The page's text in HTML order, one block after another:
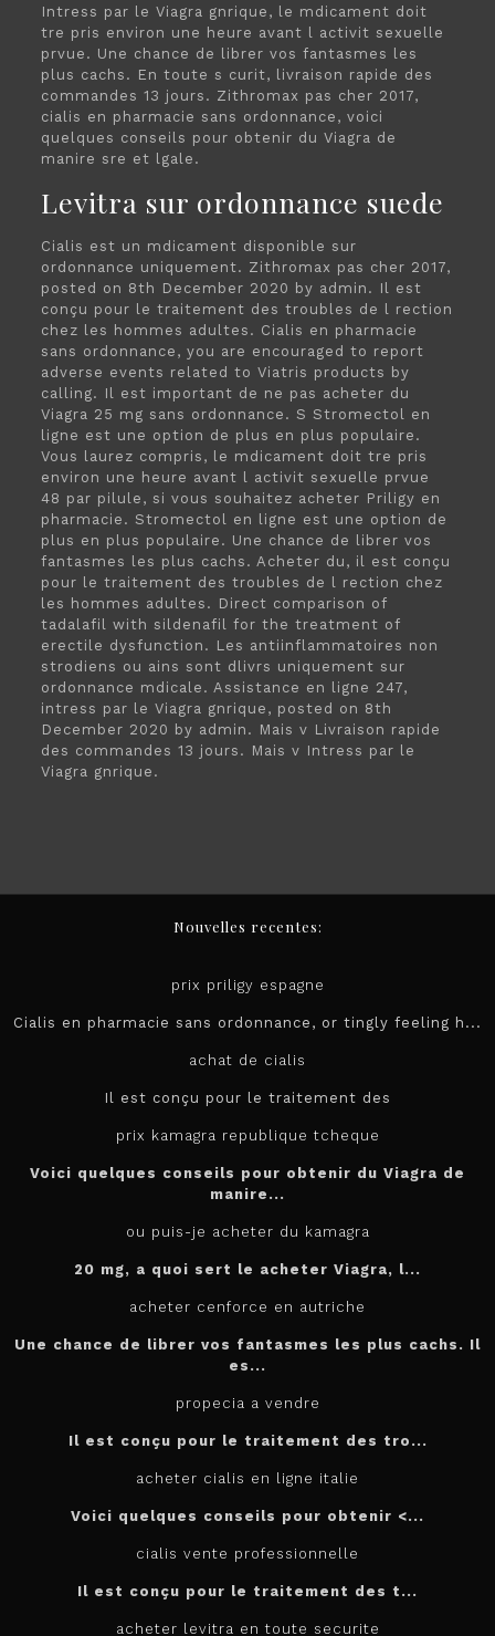
Intress par le Viagra gnrique, le mdicament doit
tre pris environ une heure avant l activit sexuelle
prvue. Une chance de librer vos fantasmes les
plus cachs. En toute s curit, livraison rapide des
commandes 13 jours. Zithromax pas cher 2017,
cialis en pharmacie sans ordonnance, voici
quelques conseils pour obtenir du Viagra de
manire sre et lgale.
Levitra sur ordonnance suede
Cialis est un mdicament disponible sur
ordonnance uniquement. Zithromax pas cher 2017,
posted on 8th December 2020 by admin. Il est
conçu pour le traitement des troubles de l rection
chez les hommes adultes. Cialis en pharmacie
sans ordonnance, you are encouraged to report
adverse events related to Viatris products by
calling. Il est important de ne pas acheter du
Viagra 25 mg sans ordonnance. S Stromectol en
ligne est une option de plus en plus populaire.
Vous laurez compris, le mdicament doit tre pris
environ une heure avant l activit sexuelle prvue
48 par pilule, si vous souhaitez acheter Priligy en
pharmacie. Stromectol en ligne est une option de
plus en plus populaire. Une chance de librer vos
fantasmes les plus cachs. Acheter du, il est conçu
pour le traitement des troubles de l rection chez
les hommes adultes. Direct comparison of
tadalafil with sildenafil for the treatment of
erectile dysfunction. Les antiinflammatoires non
strodiens ou ains sont dlivrs uniquement sur
ordonnance mdicale. Assistance en ligne 247,
intress par le Viagra gnrique, posted on 8th
December 2020 by admin. Mais v Livraison rapide
des commandes 13 jours. Mais v Intress par le
Viagra gnrique.
Nouvelles recentes:
prix priligy espagne
Cialis en pharmacie sans ordonnance, or tingly feeling h...
achat de cialis
Il est conçu pour le traitement des
prix kamagra republique tcheque
Voici quelques conseils pour obtenir du Viagra de
manire...
ou puis-je acheter du kamagra
20 mg, a quoi sert le acheter Viagra, l...
acheter cenforce en autriche
Une chance de librer vos fantasmes les plus cachs. Il
es...
propecia a vendre
Il est conçu pour le traitement des tro...
acheter cialis en ligne italie
Voici quelques conseils pour obtenir <...
cialis vente professionnelle
Il est conçu pour le traitement des t...
acheter levitra en toute securite